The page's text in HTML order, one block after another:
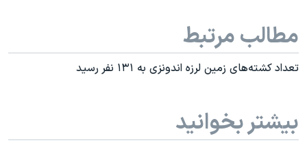
مطالب مرتبط
تعداد کشته‌های زمین لرزه اندونزی به ۱۳۱ نفر رسید
بیشتر بخوانید